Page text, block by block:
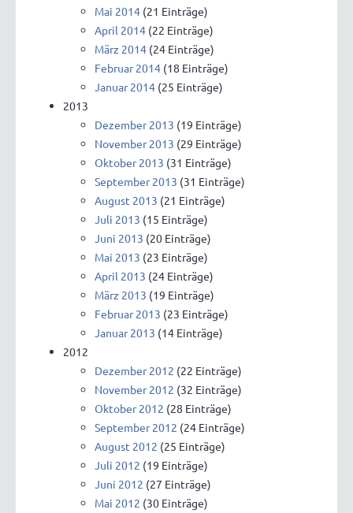
Mai 2014 (21 Einträge)
April 2014 (22 Einträge)
März 2014 (24 Einträge)
Februar 2014 (18 Einträge)
Januar 2014 (25 Einträge)
2013
Dezember 2013 (19 Einträge)
November 2013 (29 Einträge)
Oktober 2013 (31 Einträge)
September 2013 (31 Einträge)
August 2013 (21 Einträge)
Juli 2013 (15 Einträge)
Juni 2013 (20 Einträge)
Mai 2013 (23 Einträge)
April 2013 (24 Einträge)
März 2013 (19 Einträge)
Februar 2013 (23 Einträge)
Januar 2013 (14 Einträge)
2012
Dezember 2012 (22 Einträge)
November 2012 (32 Einträge)
Oktober 2012 (28 Einträge)
September 2012 (24 Einträge)
August 2012 (25 Einträge)
Juli 2012 (19 Einträge)
Juni 2012 (27 Einträge)
Mai 2012 (30 Einträge)